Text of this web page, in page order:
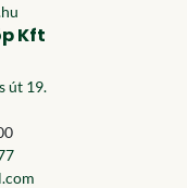
Kft
út 19.